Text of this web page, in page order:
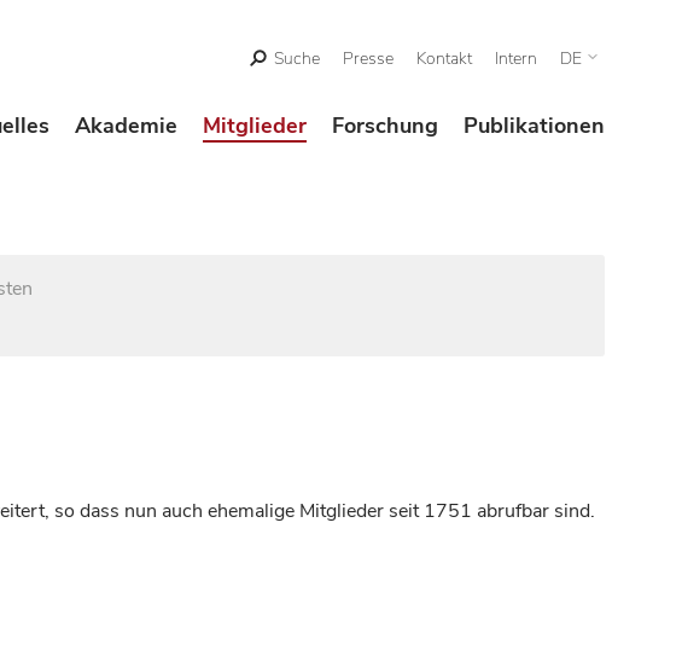
Suche Presse Kontakt Intern DE
Akademie Mitglieder Forschung Publikationen
so dass nun auch ehemalige Mitglieder seit 1751 abrufbar sind.